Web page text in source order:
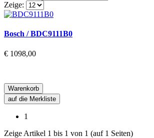
Zeige:
Bosch / BDC9111B0
€ 1098,00
Warenkorb
auf die Merkliste
1
Zeige Artikel 1 bis 1 von 1 (auf 1 Seiten)